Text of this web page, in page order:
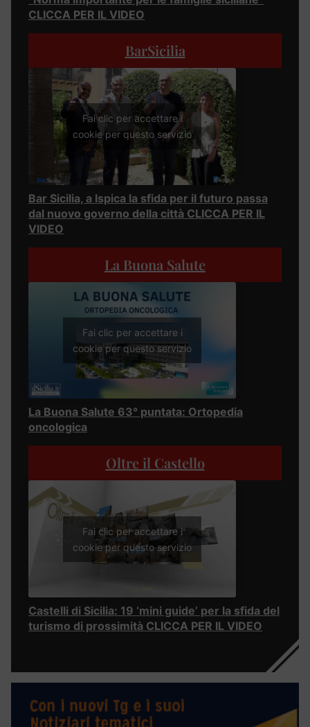
CLICCA PER IL VIDEO
BarSicilia
Fai clic per accettare i
cookie per questo servizio
Bar Sicilia, a Ispica la sfida per il futuro passa
dal nuovo governo della città CLICCA PER IL
VIDEO
La Buona Salute
Fai clic per accettare i
cookie per questo servizio
La Buona Salute 63° puntata: Ortopedia
oncologica
Oltre il Castello
Fai clic per accettare i
cookie per questo servizio
Castelli di Sicilia: 19 ‘mini guide’ per la sfida del
turismo di prossimità CLICCA PER IL VIDEO